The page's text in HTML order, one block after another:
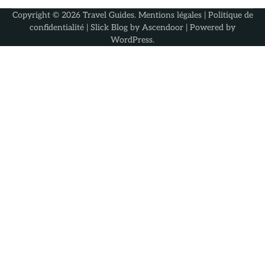
Copyright © 2026 Travel Guides. Mentions légales| Politique de
confidentialité | Slick Blog by Ascendoor | Powered by
WordPress.